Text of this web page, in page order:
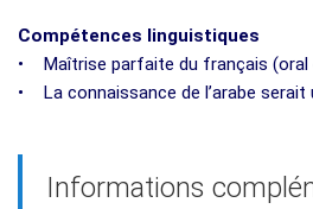
Compétences linguistiques
• Maîtrise parfaite du français (oral
• La connaissance de l’arabe serait
Informations